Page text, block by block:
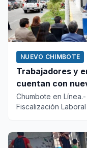
NUEVO CHIMBOTE
Trabajadores y
cuentan con
Chimbote
Chumbote en
Fiscalización